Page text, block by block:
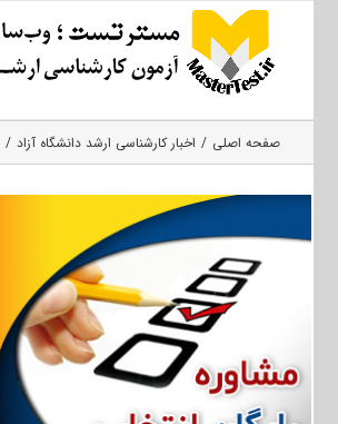
صفحه اصلی اخبار کارشناسی ارشد دانشگاه آزاد